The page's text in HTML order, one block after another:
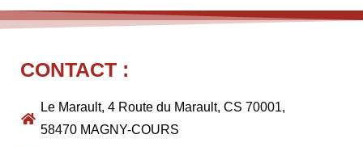
CONTACT :
Le Marault, 4 Route du Marault, CS 70001,
58470 MAGNY-COURS